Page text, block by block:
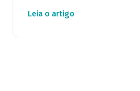
Leia o artigo